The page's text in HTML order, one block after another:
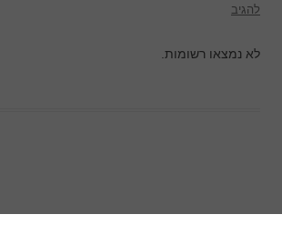
להגיב
לא נמצאו רשומות.